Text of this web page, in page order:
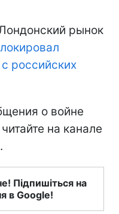
рынок
российских
о войне
на канале
.
Підпишіться на
в Google!